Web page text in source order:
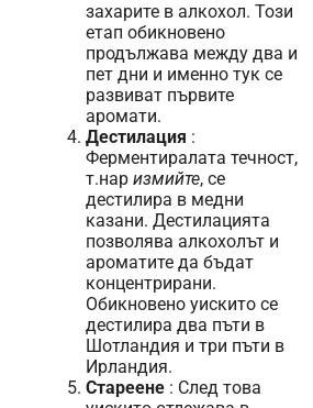
захарите в алкохол. Този
етап обикновено
продължава между два и
пет дни и именно тук се
развиват първите
аромати.
Дестилация :
Ферментиралата течност,
т.нар измийте, се
дестилира в медни
казани. Дестилацията
позволява алкохолът и
ароматите да бъдат
концентрирани.
Обикновено уискито се
дестилира два пъти в
Шотландия и три пъти в
Ирландия.
Стареене : След това